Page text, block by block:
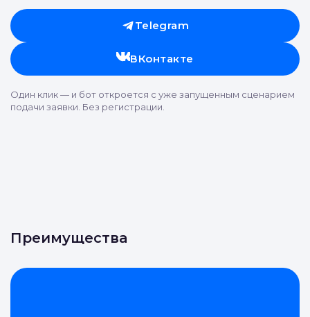
Telegram
ВКонтакте
Один клик — и бот откроется с уже запущенным сценарием
подачи заявки. Без регистрации.
Преимущества